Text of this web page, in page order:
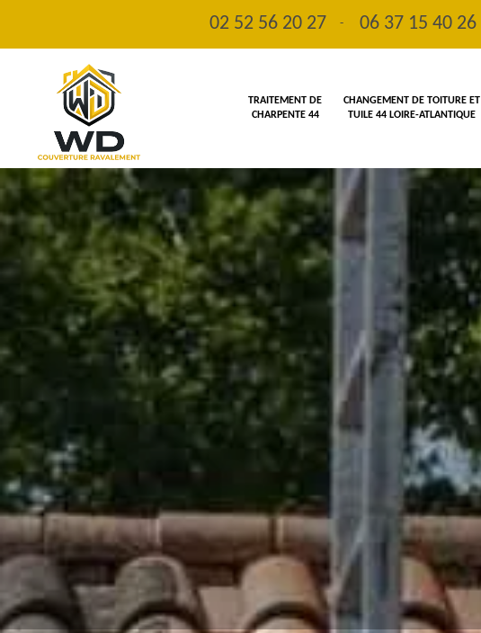
02 52 56 20 27 - 06 37 15 40 26
TRAITEMENT DE
CHARPENTE 44
CHANGEMENT DE TOITURE ET
TUILE 44 LOIRE-ATLANTIQUE